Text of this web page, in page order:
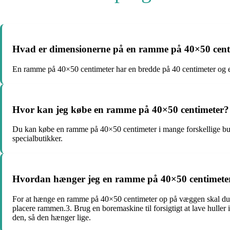
Hvad er dimensionerne på en ramme på 40×50
En ramme på 40×50 centimeter har en bredde på 40 centimeter og
Hvor kan jeg købe en ramme på 40×50 centimeter?
Du kan købe en ramme på 40×50 centimeter i mange
specialbutikker.
Hvordan hænger jeg en ramme på 40×50
For at hænge en ramme på 40×50 centimeter op på væggen skal
placere rammen.3. Brug en boremaskine til forsigtigt at lave
den, så den hænger lige.